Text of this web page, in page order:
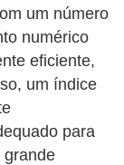
um número
numérico
eficiente,
um índice
para
grande